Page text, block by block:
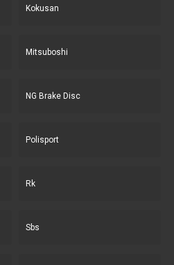
Kokusan
Mitsuboshi
NG Brake Disc
Polisport
Rk
Sbs